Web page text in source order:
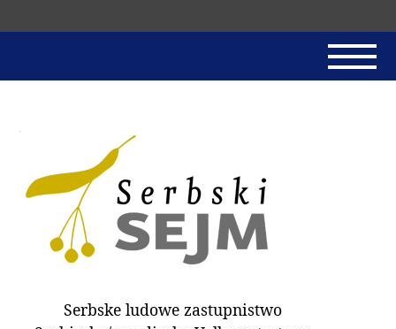
SERBSKI SEJM
JADNAŃSKI PÓRĚD
PROTOKOLE / HOBZAMKŃEŃA
DARY
WÓTPÓSŁAŃCY
Serbske ludowe zastupnistwo